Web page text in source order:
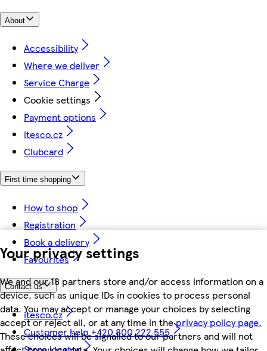
Your privacy settings
We and our 18 partners store and/or access information on a
device, such as unique IDs in cookies to process personal
data. You may accept or manage your choices by selecting
accept or reject all, or at any time in theprivacy policy page.
These choices will be signalled to our partners and will not
About
Accessibility
Where we deliver
Service Charge
Cookie settings
Payment options
itesco.cz
Clubcard
First time shopping
How to shop
Registration
Book a delivery
Favourites
Contact us
itesco.cz
Customer help +420 800 222 555